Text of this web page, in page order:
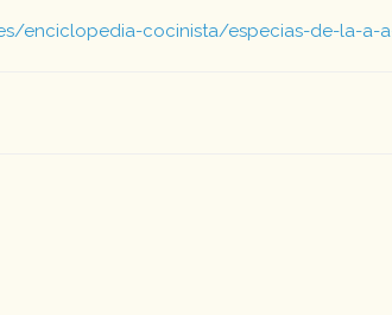
enciclopedia-cocinista/especias-de-la-a-